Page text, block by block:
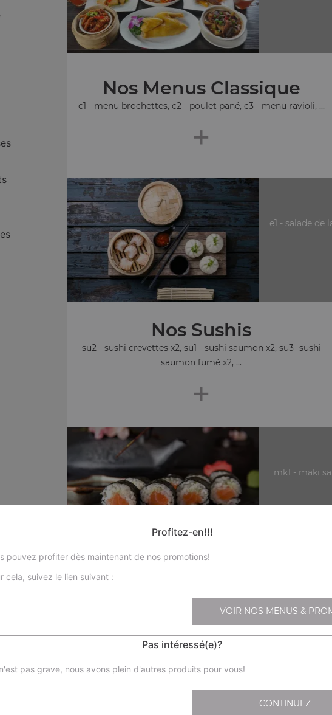
Nos Menus Classique
c1 - menu brochettes, c2 - poulet pané, c3 - menu ravioli, ...
+
e1 - salade de
Nos Sushis
su2 - sushi crevettes x2, su1 - sushi saumon x2, su3- sushi
saumon fumé x2, ...
+
mk1 - maki
+
Profitez-en!!!
pouvez profiter dès maintenant de nos promotions!
cela, suivez le lien suivant :
VOIR NOS MENUS &
Pas intéressé(e)?
pas grave, nous avons plein d'autres produits pour vous!
CONTINUEZ